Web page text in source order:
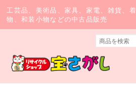
工芸品、美術品、家具、家電、雑貨、着
物、和装小物などの中古品販売